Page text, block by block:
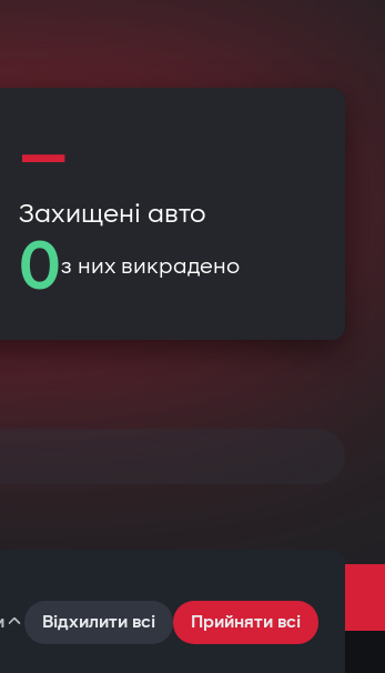
—
Захищені авто
0з них викрадено
Відхилити всі Прийняти всі